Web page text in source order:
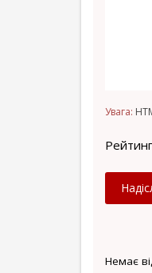
Немає
Увага:
Рейтинг